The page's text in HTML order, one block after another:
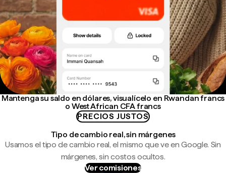
Mantenga su saldo en dólares, visualícelo en Rwandan francs
o West African CFA francs
PRECIOS JUSTOS
Tipo de cambio real, sin márgenes
Usamos el tipo de cambio real, el mismo que ve en Google. Sin
márgenes, sin costos ocultos.
Ver comisiones